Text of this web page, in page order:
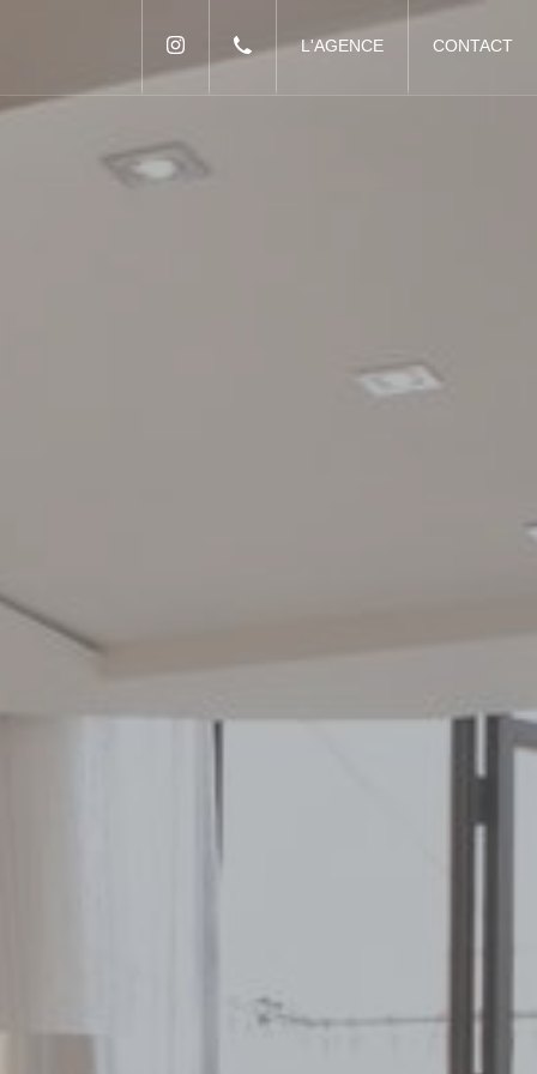
L'AGENCE CONTACT